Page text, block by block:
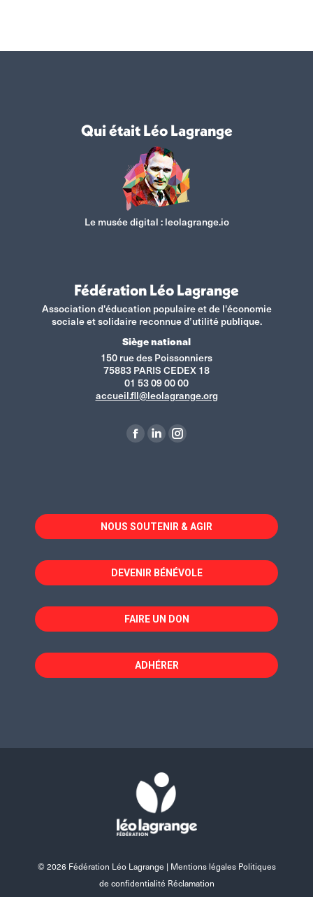
Qui était Léo Lagrange
Le musée digital :leolagrange.io
Fédération Léo Lagrange
Association d'éducation populaire et de l'économie
sociale et solidaire reconnue d’utilité publique.
Siège national
150 rue des Poissonniers
75883 PARIS CEDEX 18
01 53 09 00 00
accueil.fll@leolagrange.org
La
dans
une
fenêtre
La
dans
une
fenêtre
La
dans
une
fenêtre
NOUS SOUTENIR & AGIR
DEVENIR BÉNÉVOLE
FAIRE UN DON
ADHÉRER
© 2026 Fédération Léo Lagrange | Mentions légales Politiques
de confidentialité Réclamation